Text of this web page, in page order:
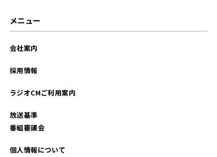
メニュー
会社案内
採用情報
ラジオCMご利用案内
放送基準
番組審議会
個人情報について